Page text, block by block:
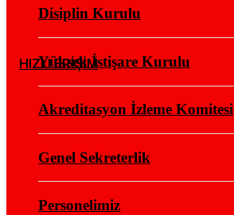
HIZLI ERİŞİM
Disiplin Kurulu
Yüksek İstişare Kurulu
Akreditasyon İzleme Komitesi
Genel Sekreterlik
Personelimiz